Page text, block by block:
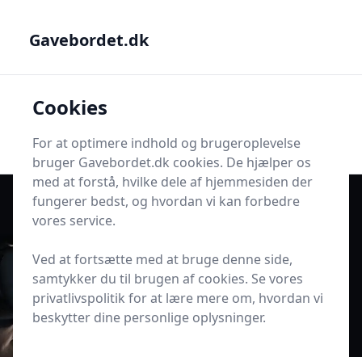
Søg
21 gamer-gaver til en dreng på 12
år
Gavebordet.dk
Cookies
For at optimere indhold og brugeroplevelse
bruger Gavebordet.dk cookies. De hjælper os
med at forstå, hvilke dele af hjemmesiden der
fungerer bedst, og hvordan vi kan forbedre
vores service.
Ved at fortsætte med at bruge denne side,
samtykker du til brugen af cookies. Se vores
privatlivspolitik for at lære mere om, hvordan vi
beskytter dine personlige oplysninger.